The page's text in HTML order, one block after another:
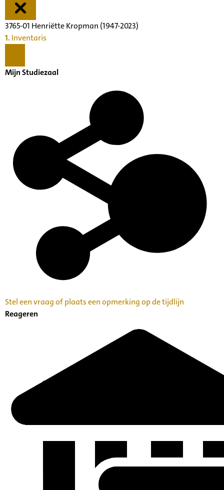
3765-01 Henriëtte Kropman (1947-2023)
1.Inventaris
Mijn Studiezaal
Stel een vraag of plaats een opmerking op de tijdlijn
Reageren